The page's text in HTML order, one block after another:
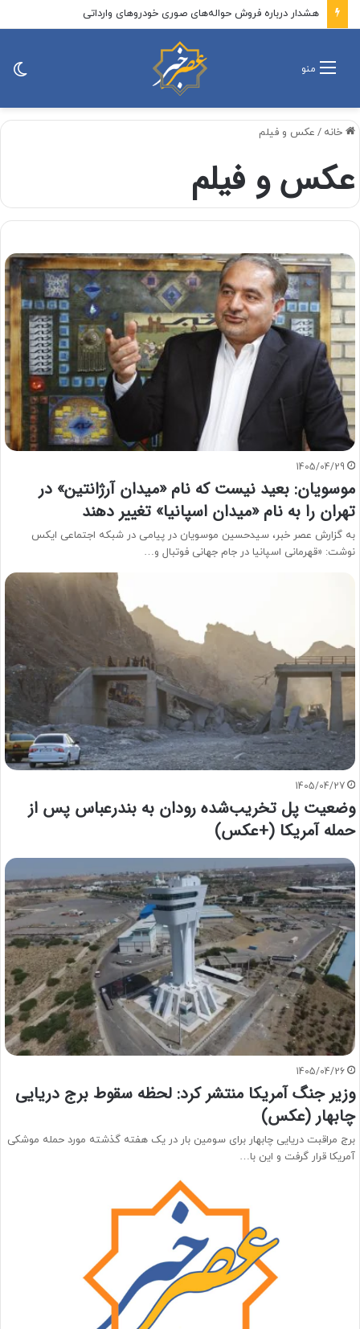
هشدار درباره فروش حواله‌های صوری خودروهای وارداتی
منو
خانه / عکس و فیلم
عکس و فیلم
1405/04/29
موسویان: بعید نیست که نام «میدان آرژانتین» در
تهران را به نام «میدان اسپانیا» تغییر دهند
به گزارش عصر خبر، سیدحسین موسویان در پیامی در شبکه اجتماعی ایکس
نوشت: «قهرمانی اسپانیا در جام جهانی فوتبال و…
1405/04/27
وضعیت پل تخریب‌شده رودان به بندرعباس پس از
حمله آمریکا (+عکس)
1405/04/26
وزیر جنگ آمریکا منتشر کرد: لحظه سقوط برج دریایی
چابهار (عکس)
برج مراقبت دریایی چابهار برای سومین بار در یک هفته گذشته مورد حمله موشکی
آمریکا قرار گرفت و این با…